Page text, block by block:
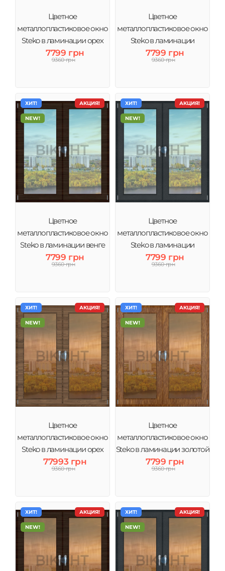
Цветное
металлопластиковое окно
Steko в ламинации орех
тонировка зеркало
7799 грн
9360 грн
Цветное
металлопластиковое окно
Steko в ламинации
золотый дуб тонировка
зеркало
7799 грн
9360 грн
АКЦИЯ!
ХИТ!
NEW!
Цветное
металлопластиковое окно
Steko в ламинации венге
тонировка зеркало
7799 грн
9360 грн
АКЦИЯ!
ХИТ!
NEW!
Цветное
металлопластиковое окно
Steko в ламинации
Антрацит тонировка
зеркало
7799 грн
9360 грн
АКЦИЯ!
ХИТ!
NEW!
Цветное
металлопластиковое окно
Steko в ламинации орех
тонировка бронза
77993 грн
9360 грн
АКЦИЯ!
ХИТ!
NEW!
Цветное
металлопластиковое окно
Steko в ламинации золотой
дуб тонировка бронза
7799 грн
9360 грн
АКЦИЯ!
ХИТ!
NEW!
АКЦИЯ!
ХИТ!
NEW!